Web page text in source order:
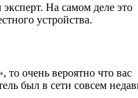
На самом деле это
устройства.
то очень вероятно что вас
был в сети совсем